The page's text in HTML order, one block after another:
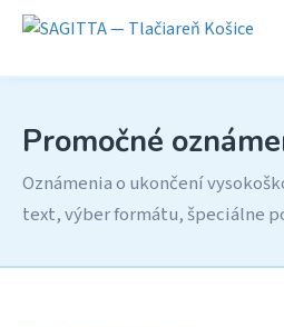
Promočné
Oznámenia o ukončení
text, výber formátu, špeciálne